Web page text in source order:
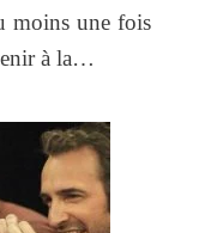
moins une fois
à la…